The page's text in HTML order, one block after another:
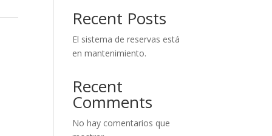
Recent Posts
El sistema de reservas está
en mantenimiento.
Recent
Comments
No hay comentarios que